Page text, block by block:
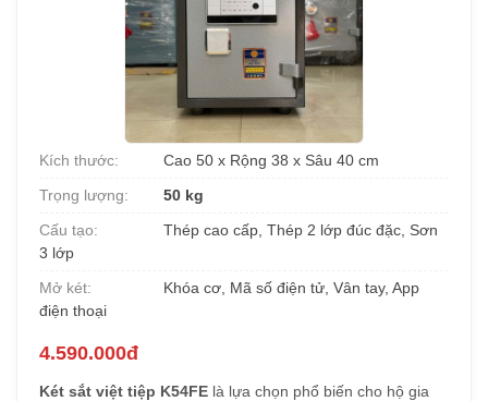
Kích thước:
Cao 50 x Rộng 38 x Sâu 40 cm
Trọng lượng:
50 kg
Cấu tạo:
Thép cao cấp, Thép 2 lớp đúc đặc, Sơn
3 lớp
Mở két:
Khóa cơ, Mã số điện tử, Vân tay, App
điện thoại
4.590.000đ
Két sắt việt tiệp K54FE là lựa chọn phổ biến cho hộ gia